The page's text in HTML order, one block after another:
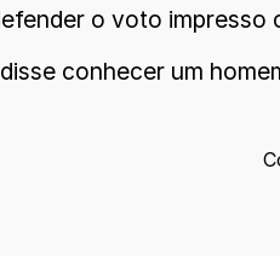
o voto
conhecer um